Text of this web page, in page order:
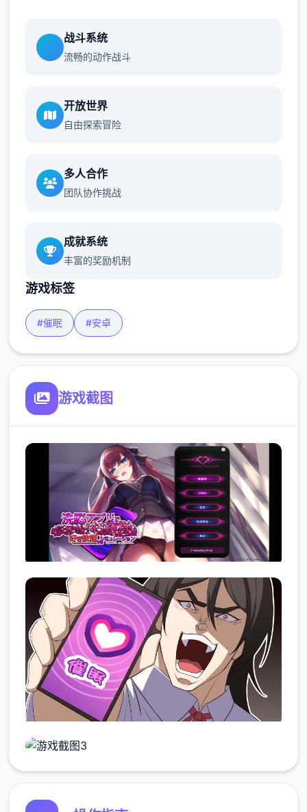
战斗系统
流畅的动作战斗
开放世界
自由探索冒险
多人合作
团队协作挑战
成就系统
丰富的奖励机制
游戏标签
#催眠 #安卓
游戏截图